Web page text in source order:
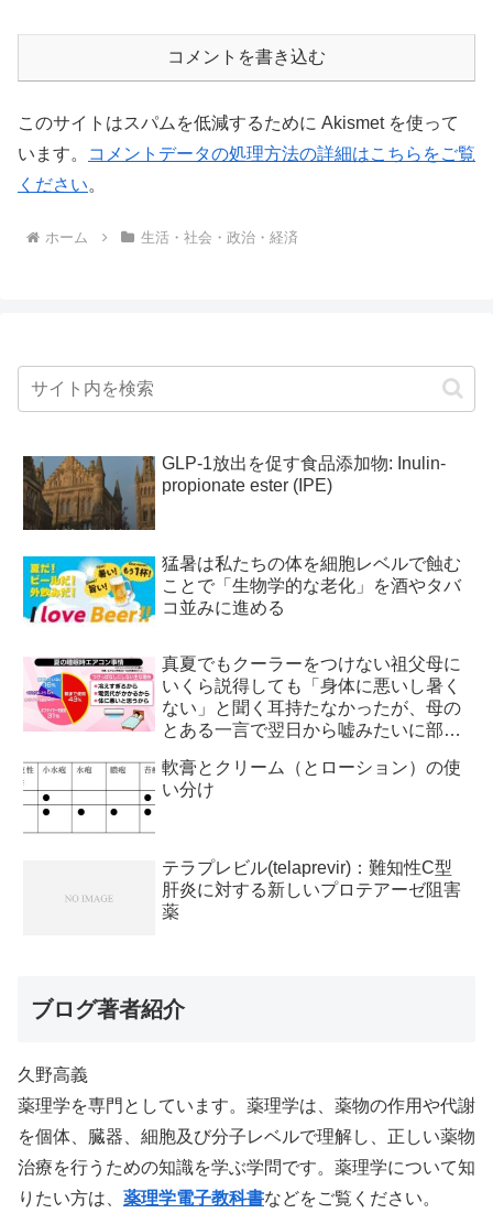
コメントを書き込む
このサイトはスパムを低減するために Akismet を使って
います。
コメントデータの処理方法の詳細はこちらをご覧
ください。
ホーム 生活・社会・政治・経済
GLP-1放出を促す食品添加物: Inulin-
propionate ester (IPE)
猛暑は私たちの体を細胞レベルで蝕む
ことで「生物学的な老化」を酒やタバ
コ並みに進める
真夏でもクーラーをつけない祖父母に
いくら説得しても「身体に悪いし暑く
ない」と聞く耳持たなかったが、母の
とある一言で翌日から嘘みたいに部屋
軟膏とクリーム（とローション）の使
い分け
テラプレビル(telaprevir)：難知性C型
肝炎に対する新しいプロテアーゼ阻害
薬
ブログ著者紹介
久野高義
薬理学を専門としています。薬理学は、薬物の作用や代謝
を個体、臓器、細胞及び分子レベルで理解し、正しい薬物
治療を行うための知識を学ぶ学問です。薬理学について知
りたい方は、 薬理学電子教科書などをご覧ください。